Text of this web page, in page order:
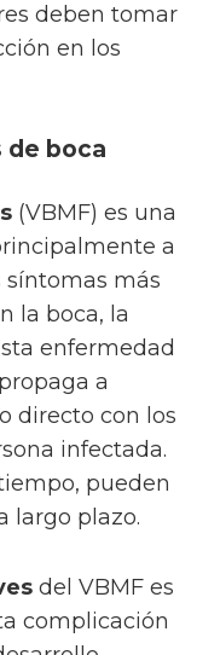
deben tomar
en los
de boca
(VBMF) es una
a
síntomas más
la boca, la
enfermedad
a
directo con los
infectada.
pueden
largo plazo.
del VBMF es
complicación